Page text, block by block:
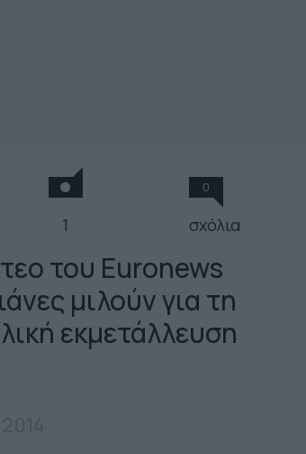
1
0
σχόλια
του Euronews
μιλούν για τη
εκμετάλλευση